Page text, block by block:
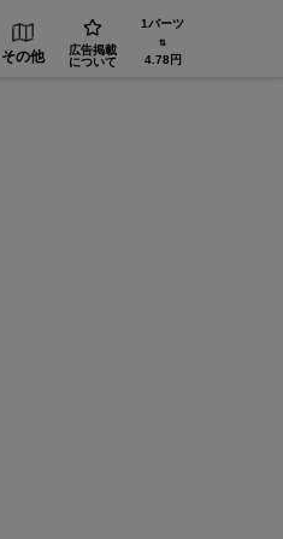
その他
広告掲載
について
1バーツ
⇅
4.78円